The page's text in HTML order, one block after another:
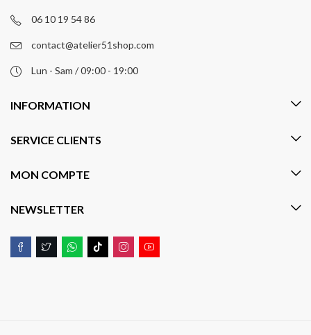
06 10 19 54 86
contact@atelier51shop.com
Lun - Sam / 09:00 - 19:00
INFORMATION
SERVICE CLIENTS
MON COMPTE
NEWSLETTER